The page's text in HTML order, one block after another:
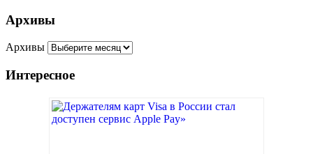
Архивы
Архивы
Интересное